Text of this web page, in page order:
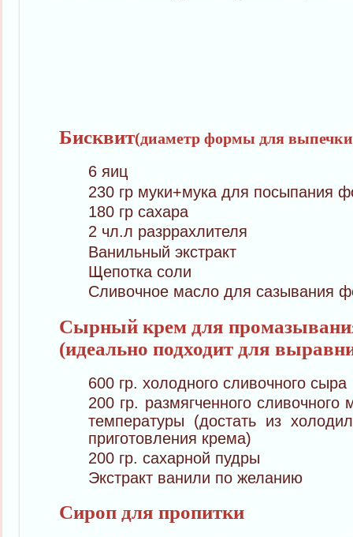
Бисквит(диаметр формы для
6 яиц
230 гр муки+мука для посыпания
180 гр сахара
2 чл.л разррахлителя
Ванильный экстракт
Щепотка соли
Сливочное масло для сазывания
Сырный крем для
(идеально подходит для
600 гр. холодного сливочного сыра
200 гр. размягченного
температуры (достать из
приготовления крема)
200 гр. сахарной пудры
Экстракт ванили по желанию
Сироп для пропитки